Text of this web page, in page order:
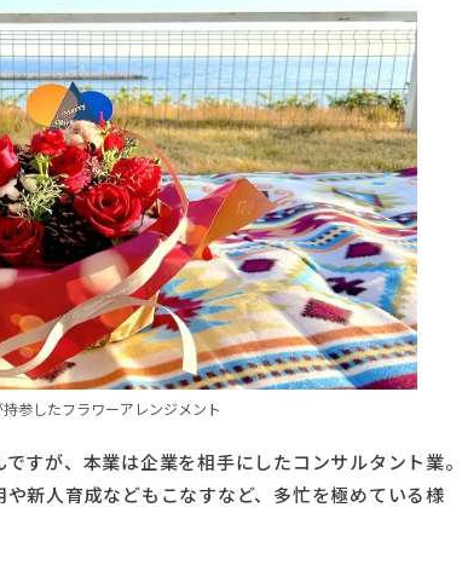
参したフラワーアレンジメント
すが、本業は企業を相手にしたコンサルタント業。
新人育成などもこなすなど、多忙を極めている様